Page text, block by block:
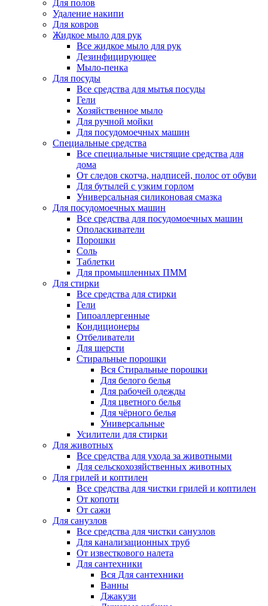
Для полов
Удаление накипи
Для ковров
Жидкое мыло для рук
Все жидкое мыло для рук
Дезинфицирующее
Мыло-пенка
Для посуды
Все средства для мытья посуды
Гели
Хозяйственное мыло
Для ручной мойки
Для посудомоечных машин
Специальные средства
Все специальные чистящие средства для
дома
От следов скотча, надписей, полос от обуви
Для бутылей с узким горлом
Универсальная силиконовая смазка
Для посудомоечных машин
Все средства для посудомоечных машин
Ополаскиватели
Порошки
Соль
Таблетки
Для промышленных ПММ
Для стирки
Все средства для стирки
Гели
Гипоаллергенные
Кондиционеры
Отбеливатели
Для шерсти
Стиральные порошки
Вся Стиральные порошки
Для белого белья
Для рабочей одежды
Для цветного белья
Для чёрного белья
Универсальные
Усилители для стирки
Для животных
Все средства для ухода за животными
Для сельскохозяйственных животных
Для грилей и коптилен
Все средства для чистки грилей и коптилен
От копоти
От сажи
Для санузлов
Все средства для чистки санузлов
Для канализационных труб
От известкового налета
Для сантехники
Вся Для сантехники
Ванны
Джакузи